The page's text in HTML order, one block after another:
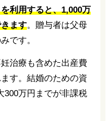
利用すると、1,000万
ます。贈与者は父母
です。
治療も含めた出産費
す。結婚のための資
300万円までが非課税